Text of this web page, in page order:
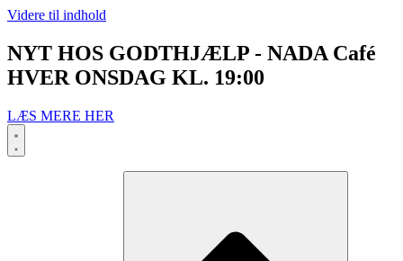
Videre til indhold
NYT HOS GODTHJÆLP - NADA Café
HVER ONSDAG KL. 19:00
LÆS MERE HER